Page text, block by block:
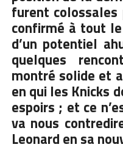
furent colossales
confirmé à tout
d’un potentiel
quelques
montré solide et
en qui les Knicks
espoirs ; et ce
va nous
Leonard en sa